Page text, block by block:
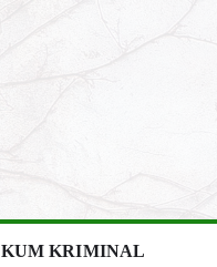
KRIMINAL